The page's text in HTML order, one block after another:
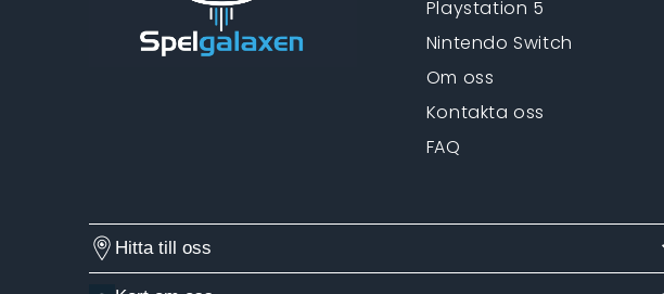
Playstation 5
Nintendo Switch
Om oss
Kontakta oss
FAQ
Hitta till oss